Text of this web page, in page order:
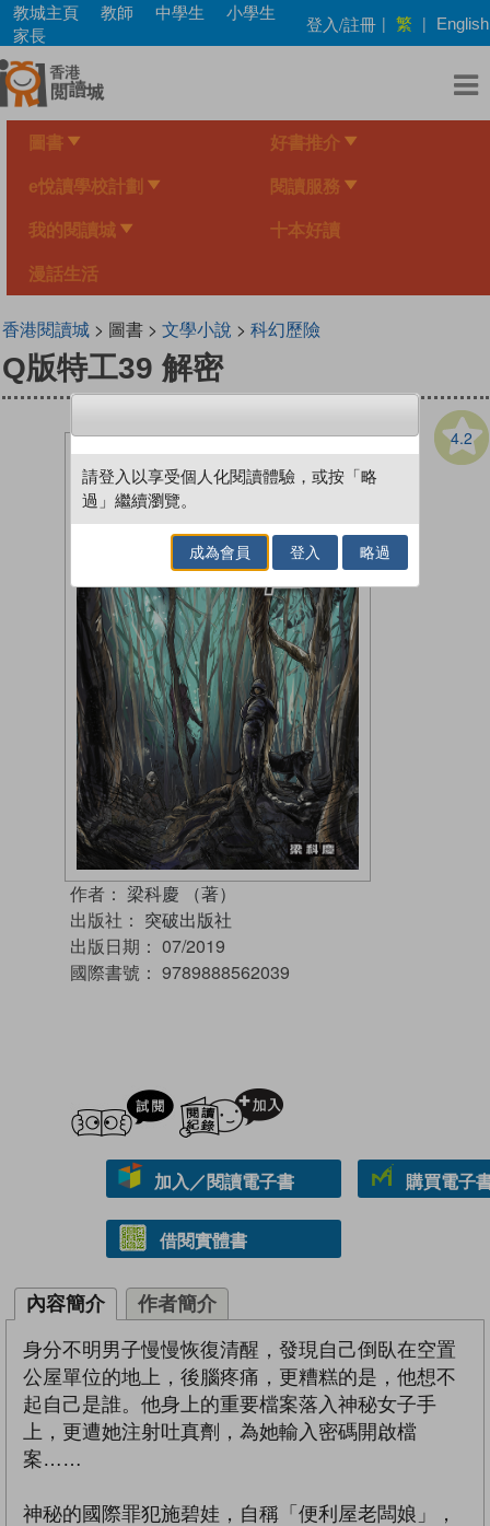
Skip
main
content
教城主頁 教師 中學生
小學生
家長
登入/註冊 | 繁 | English
圖書 好書推介
e悅讀學校計劃 閱讀服務
我的閱讀城 十本好讀
漫話生活
香港閱讀城> 圖書 > 文學小說 > 科幻歷險
Q版特工39 解密
4.2
作者： 梁科慶 （著）
出版社： 突破出版社
出版日期： 07/2019
國際書號： 9789888562039
試閲
加入／閱讀電子書 購買電子
借閱實體書
內容簡介 作者簡介
身分不明男子慢慢恢復清醒，發現自己倒臥在空置
公屋單位的地上，後腦疼痛，更糟糕的是，他想不
起自己是誰。他身上的重要檔案落入神秘女子手
上，更遭她注射吐真劑，為她輸入密碼開啟檔
案……
神秘的國際罪犯施碧娃，自稱「便利屋老闆娘」，
請登入以享受個人化閱讀體驗，或按「略
過」繼續瀏覽。
成為會員 登入 略過